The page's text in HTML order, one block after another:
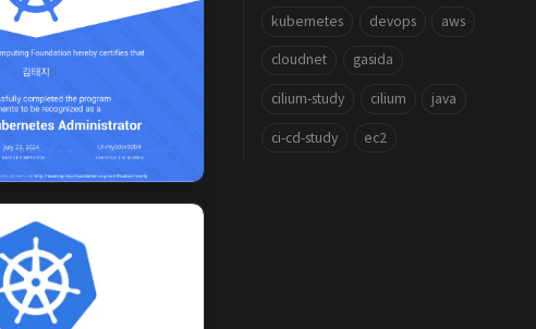
kubernetes devops aws
cloudnet gasida
cilium-study cilium java
ci-cd-study ec2